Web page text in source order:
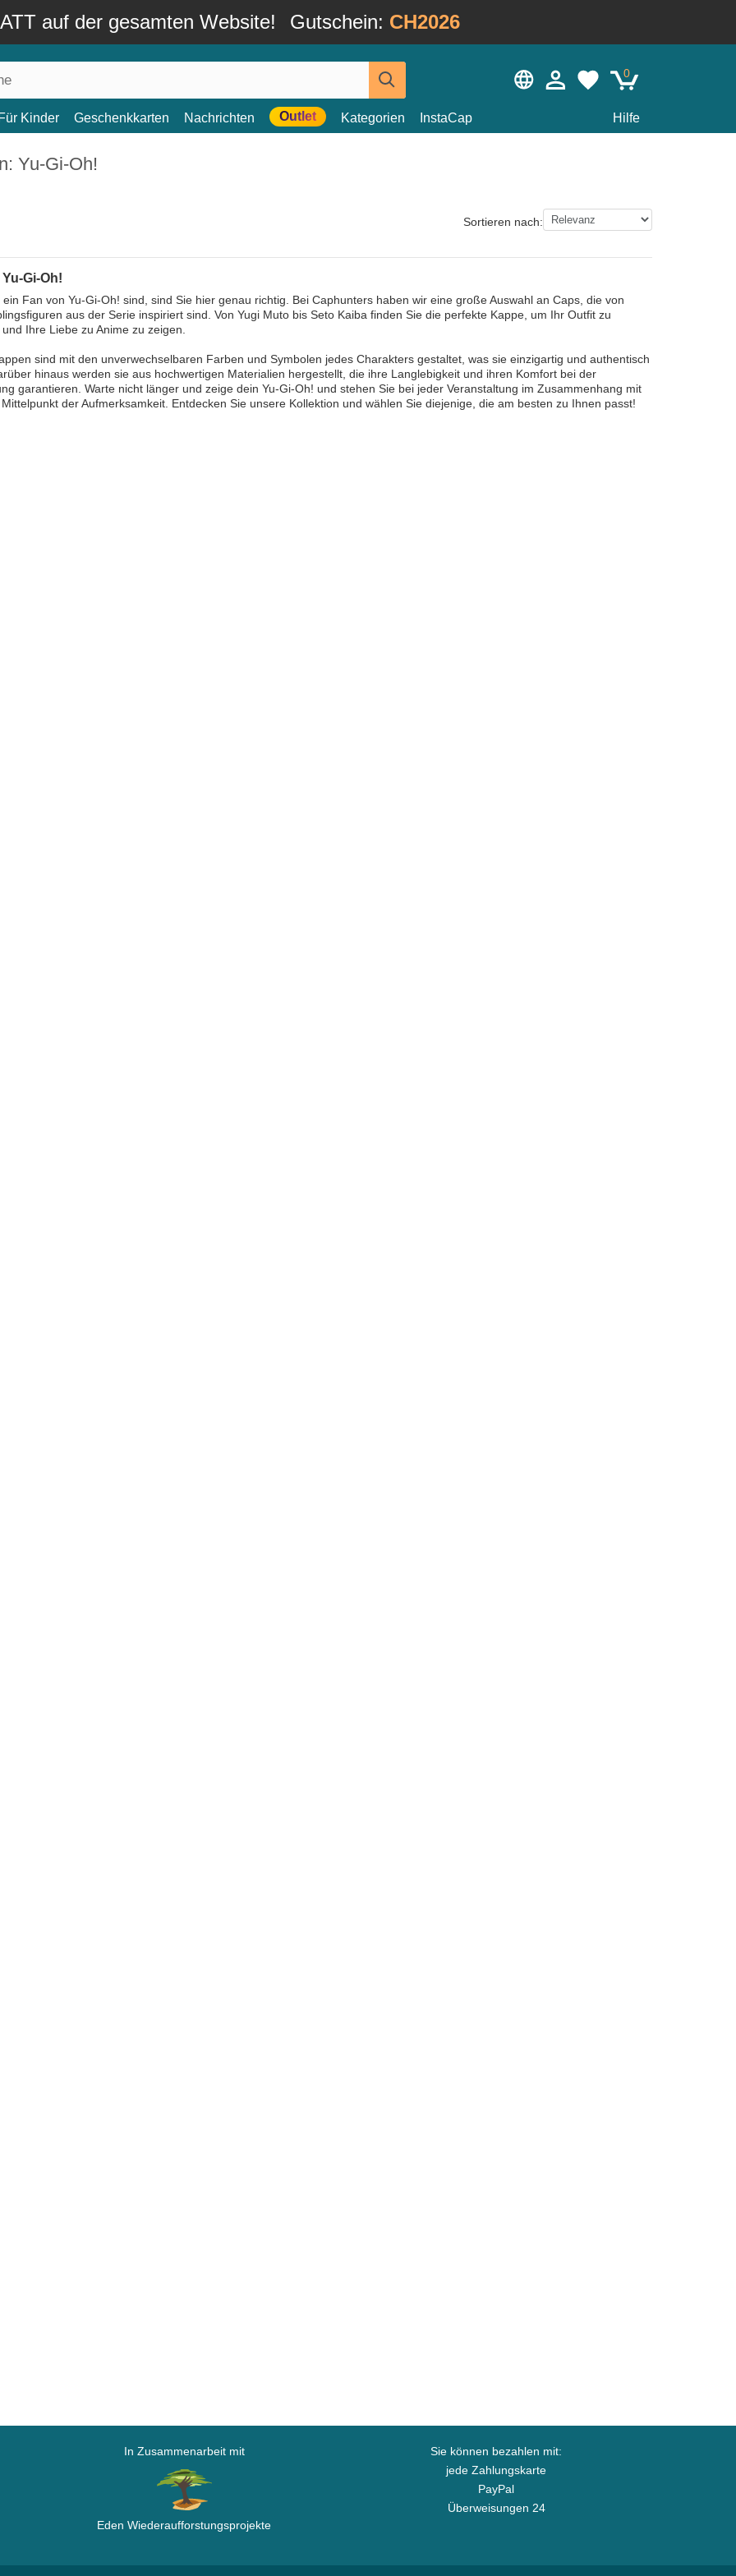
auf der gesamten Website! Gutschein: CH2026
0
Für Kinder Geschenkkarten Nachrichten Outlet Kategorien InstaCap Hilfe
Yu-Gi-Oh!
Sortieren nach:
Gi-Oh!
ein Fan von Yu-Gi-Oh! sind, sind Sie hier genau richtig. Bei Caphunters haben wir eine große Auswahl an Caps, die von
aus der Serie inspiriert sind. Von Yugi Muto bis Seto Kaiba finden Sie die perfekte Kappe, um Ihr Outfit zu
Ihre Liebe zu Anime zu zeigen.
sind mit den unverwechselbaren Farben und Symbolen jedes Charakters gestaltet, was sie einzigartig und authentisch
hinaus werden sie aus hochwertigen Materialien hergestellt, die ihre Langlebigkeit und ihren Komfort bei der
garantieren. Warte nicht länger und zeige dein Yu-Gi-Oh! und stehen Sie bei jeder Veranstaltung im Zusammenhang mit
der Aufmerksamkeit. Entdecken Sie unsere Kollektion und wählen Sie diejenige, die am besten zu Ihnen passt!
In Zusammenarbeit mit
Eden Wiederaufforstungsprojekte
Sie können bezahlen mit:
jede Zahlungskarte
PayPal
Überweisungen 24